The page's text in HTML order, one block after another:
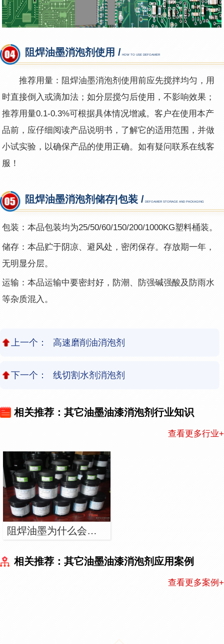
阻焊油墨消泡剂使用 / HOW TO USE DEFOAMER
推荐用量：阻焊油墨消泡剂使用前应先搅拌均匀，用
时直接倒入或滴加法；如分层搅匀后使用，不影响效果；
推荐用量0.1-0.3%可根据具体情况增减。客户在使用本产
品前，应仔细阅读产品说明书，了解它的适用范围，并做
小试实验，以确保产品的使用正确。如有疑问联系在线客
服！
阻焊油墨消泡剂储存|包装 / DEFOAMER STORAGE AND PACKAGING
包装：本品包装均为25/50/60/150/200/1000KG塑料桶装。
储存：本品贮于阴凉、避风处，密闭保存。存放期一年，
无明显分层。
运输：本品运输中要密封好，防潮、防强碱强酸及防雨水
等杂质混入。
上一个： 高速磨削油消泡剂
下一个： 线切割水剂消泡剂
相关推荐：其它油墨油漆消泡剂行业知识
查看更多行业+
阻焊油墨为什么会产生泡沫，怎么解决这些泡沫？
相关推荐：其它油墨油漆消泡剂应用案例
查看更多案例+